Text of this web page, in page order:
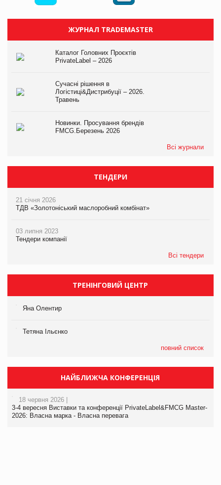
ЖУРНАЛ TRADEMASTER
Каталог Головних Проєктів
PrivateLabel – 2026
Сучасні рішення в
Логістиці&Дистрибуції – 2026.
Травень
Новинки. Просування брендів
FMCG.Березень 2026
Всі журнали
ТЕНДЕРИ
21 січня 2026
ТДВ «Золотоніський маслоробний комбінат»
03 липня 2023
Тендери компанії
Всі тендери
ТРЕНІНГОВИЙ ЦЕНТР
Яна Олентир
Тетяна Ільєнко
повний список
НАЙБЛИЖЧА КОНФЕРЕНЦІЯ
18 червня 2026 |
3-4 вересня Виставки та конференції PrivateLabel&FMCG Master-
2026: Власна марка - Власна перевага